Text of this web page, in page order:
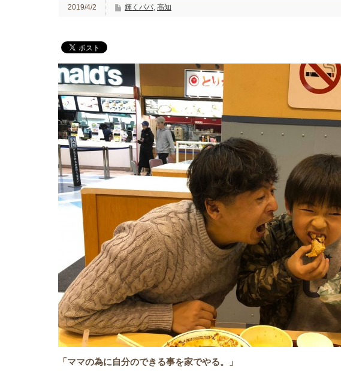
2019/4/2 輝くパパ, 高知
「ママの為に自分のできる事を家でやる。」